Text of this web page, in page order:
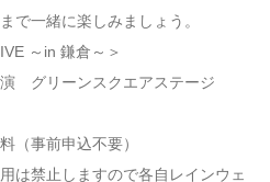
で一緒に楽しみましょう。
～in 鎌倉～＞
グリーンスクエアステージ
事前申込不要）
禁止しますので各自レインウェ